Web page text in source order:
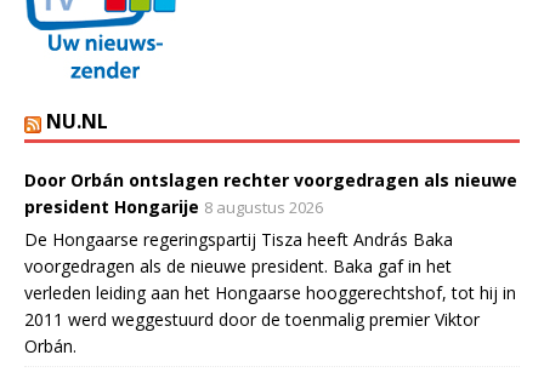
NU.NL
Door Orbán ontslagen rechter voorgedragen als nieuwe
president Hongarije 8 augustus 2026
De Hongaarse regeringspartij Tisza heeft András Baka
voorgedragen als de nieuwe president. Baka gaf in het
verleden leiding aan het Hongaarse hooggerechtshof, tot hij in
2011 werd weggestuurd door de toenmalig premier Viktor
Orbán.